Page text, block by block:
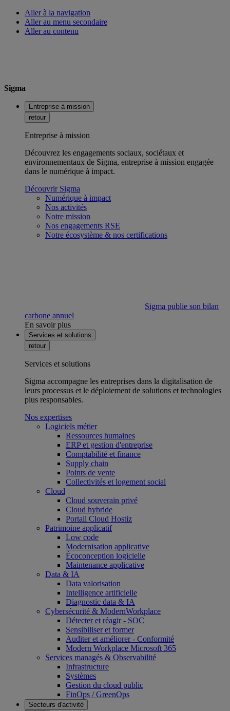
Aller à la navigation
Aller au menu secondaire
Aller au contenu
Sigma
Entreprise à mission
retour
Entreprise à mission
Découvrez les engagements sociaux, sociétaux et
environnementaux de Sigma, entreprise à mission engagée
dans le numérique à impact.
Découvrir Sigma
Numérique à impact
Nos activités
Notre mission
Nos engagements RSE
Notre écosystème & nos certifications
Sigma publie son bilan
carbone annuel
En savoir plus
Services et solutions
retour
Services et solutions
Sigma accompagne les entreprises dans la digitalisation de
leurs processus et le déploiement de solutions et technologies
plus responsables.
Nos expertises
Logiciels métier
Ressources humaines
ERP et gestion d'entreprise
Comptabilité et finance
Supply chain
Points de vente
Collectivités et logement social
Cloud
Cloud souverain privé
Cloud hybride
Portail Cloud Hostiz
Patrimoine applicatif
Low code
Modernisation applicative
Écoconception logicielle
Maintenance applicative
Data & IA
Data valorisation
Intelligence artificielle
Diagnostic data & IA
Cybersécurité & ModernWorkplace
Détecter et réagir - SOC
Sensibiliser et former
Auditer et améliorer - Conformité
Modern Workplace Microsoft 365
Services managés & Observabilité
Infrastructure
Systèmes
Gestion du cloud public
FinOps / GreenOps
Secteurs d'activité